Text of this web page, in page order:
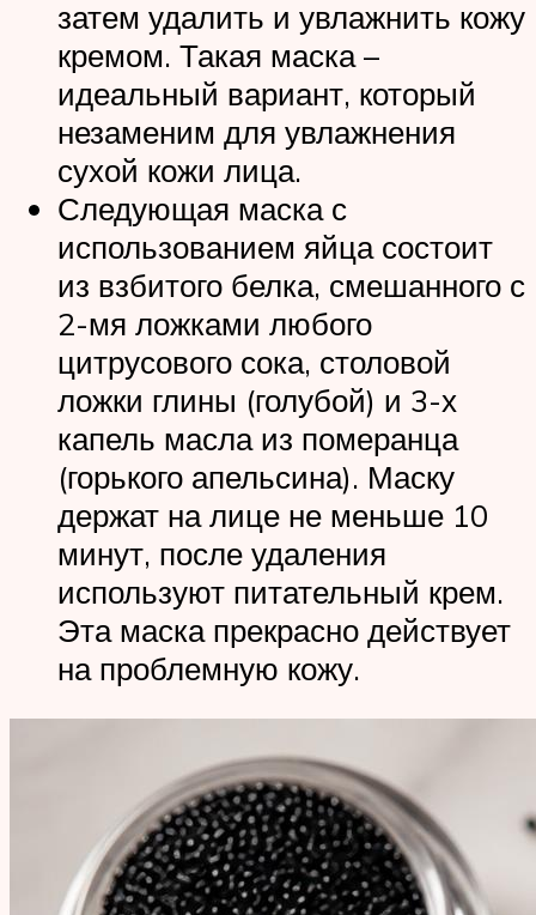
затем удалить и увлажнить кожу
кремом. Такая маска –
идеальный вариант, который
незаменим для увлажнения
сухой кожи лица.
Следующая маска с
использованием яйца состоит
из взбитого белка, смешанного с
2-мя ложками любого
цитрусового сока, столовой
ложки глины (голубой) и 3-х
капель масла из померанца
(горького апельсина). Маску
держат на лице не меньше 10
минут, после удаления
используют питательный крем.
Эта маска прекрасно действует
на проблемную кожу.